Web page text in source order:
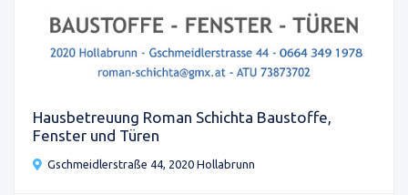
Hausbetreuung Roman Schichta Baustoffe,
Fenster und Türen
Gschmeidlerstraße 44, 2020 Hollabrunn